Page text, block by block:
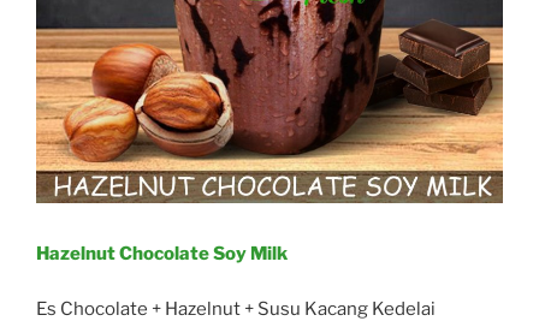
Hazelnut Chocolate Soy Milk
Es Chocolate + Hazelnut + Susu Kacang Kedelai